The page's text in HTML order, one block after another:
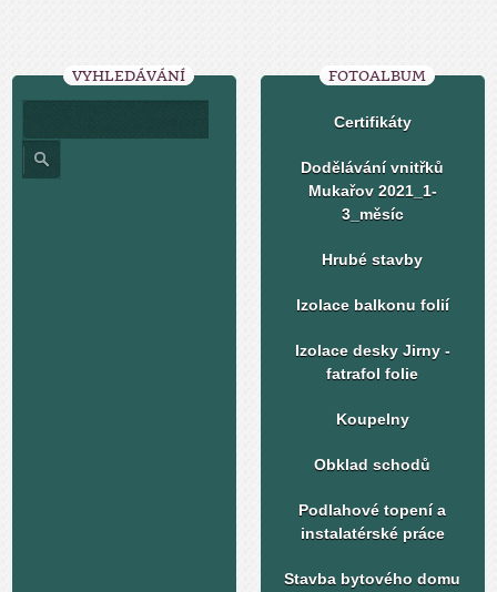
VYHLEDÁVÁNÍ FOTOALBUM
Certifikáty
Dodělávání vnitřků
Mukařov 2021_1-
3_měsíc
Hrubé stavby
Izolace balkonu folií
Izolace desky Jirny -
fatrafol folie
Koupelny
Obklad schodů
Podlahové topení a
instalatérské práce
Stavba bytového domu